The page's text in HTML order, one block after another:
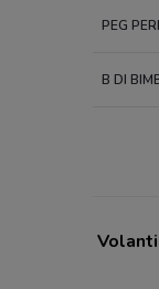
PEG
B DI